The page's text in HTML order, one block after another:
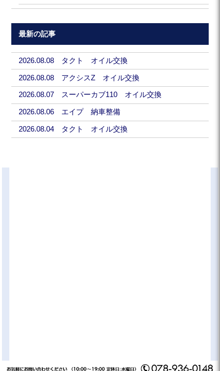
最新の記事
2026.08.08 タクト オイル交換
2026.08.08 アクシスZ オイル交換
2026.08.07 スーパーカブ110 オイル交換
2026.08.06 エイプ 納車整備
2026.08.04 タクト オイル交換